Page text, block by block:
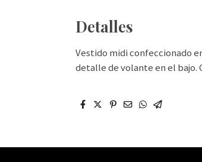
Detalles
Vestido midi confeccionado
detalle de volante en el bajo.